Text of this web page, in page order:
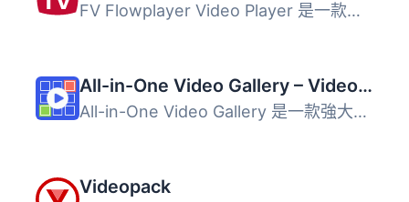
FV Flowplayer Video Player 是一款強大的影片播放外掛，支援...
All-in-One Video Gallery – Video Player & Galleries for YouTube, Vimeo & Self-Hosted Videos
All-in-One Video Gallery 是一款強大的影片外掛，讓使用者能...
Videopack